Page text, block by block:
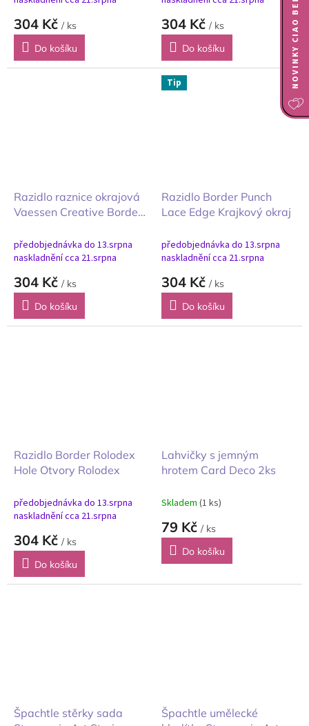
304 Kč / ks
Do košíku
304 Kč / ks
Do košíku
Razidlo raznice okrajová
Vaessen Creative Border
předobjednávka do 13.srpna
naskladnění cca 21.srpna
304 Kč / ks
Do košíku
Tip
Razidlo Border Punch
Lace Edge Krajkový okraj
předobjednávka do 13.srpna
naskladnění cca 21.srpna
304 Kč / ks
Do košíku
Razidlo Border Rolodex
Hole Otvory Rolodex
předobjednávka do 13.srpna
naskladnění cca 21.srpna
304 Kč / ks
Do košíku
Lahvičky s jemným
hrotem Card Deco 2ks
Skladem (1 ks)
79 Kč / ks
Do košíku
Špachtle stěrky sada
Špachtle umělecké
NOVINKY CIAO BELLA